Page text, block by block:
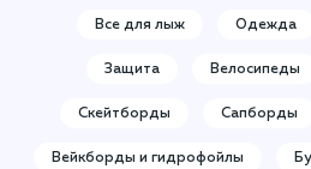
Все для лыж Одежда
Защита Велосипеды
Скейтборды Сапборды
Вейкборды и гидрофойлы